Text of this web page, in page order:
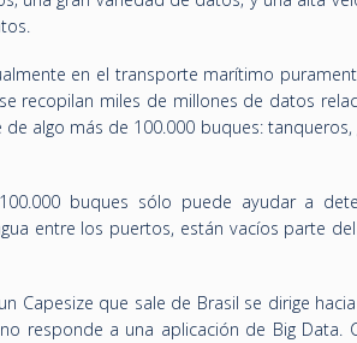
en el transporte marítimo
recopilan miles de millones de datos
algo más de 100.000 buques: tanqueros,
buques sólo puede ayudar a
entre los puertos, están vacíos parte
Capesize que sale de Brasil se dirige
responde a una aplicación de Big Data.